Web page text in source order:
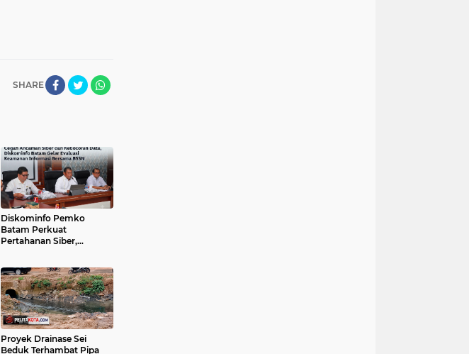
SHARE
Diskominfo Pemko
Batam Perkuat
Pertahanan Siber,
Pemerintah
Proyek Drainase Sei
Beduk Terhambat Pipa